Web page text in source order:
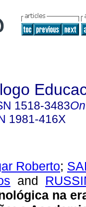
1518-3483
1981-416X
Roberto;
and
na